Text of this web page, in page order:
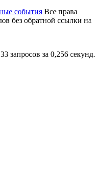
события Все права
без обратной ссылки на
запросов за 0,256 секунд.